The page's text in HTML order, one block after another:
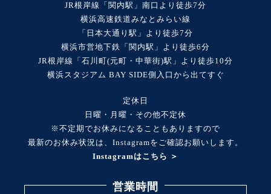
JR根岸線「関内駅」南口より徒歩7分
横浜高速鉄道みなとみらい線
「日本大通り駅」より徒歩7分
横浜市営地下鉄「関内駅」より徒歩6分
JR根岸線「石川町(元町・中華街)駅」より徒歩10分
横浜スタジアム BAY SIDE側入口から出てすぐ
定休日
日曜・月曜・その他不定休
※不定期でお休みになることもありますので
最新のお休み状況は、Instagramをご確認お願いします。
Instagramはこちら ＞
営業時間